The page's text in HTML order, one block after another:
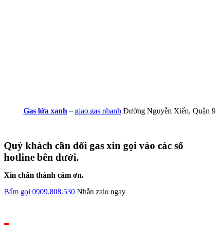
Gas lửa xanh – giao gas nhanh Đường Nguyễn Xiển, Quận 9
Quý khách cần đổi gas xin gọi vào các số
hotline bên dưới.
Xin chân thành cảm ơn.
Bấm gọi 0909.808.530 Nhắn zalo ngay